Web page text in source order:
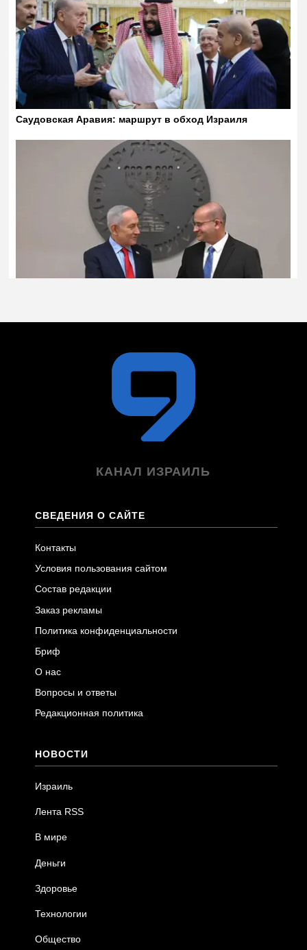
КАНАЛ ИЗРАИЛЬ
СВЕДЕНИЯ О САЙТЕ
Контакты
Условия пользования сайтом
Состав редакции
Заказ рекламы
Политика конфиденциальности
Бриф
О нас
Вопросы и ответы
Редакционная политика
НОВОСТИ
Израиль
Лента RSS
В мире
Деньги
Здоровье
Технологии
Общество